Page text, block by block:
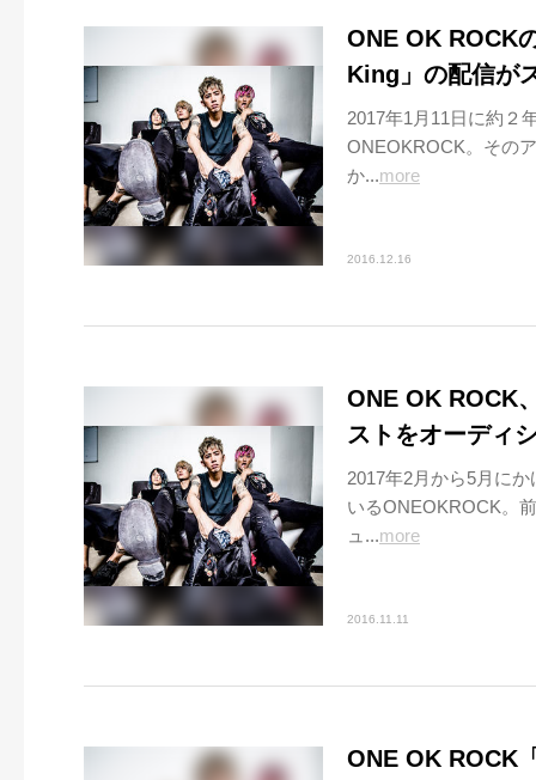
ONE OK ROCK
King」の配信が
2017年1月11日に約２
ONEOKROCK。その
か...more
2016.12.16
ONE OK ROCK
ストをオーディ
2017年2月から5月に
いるONEOKROCK。
ュ...more
2016.11.11
ONE OK ROCK